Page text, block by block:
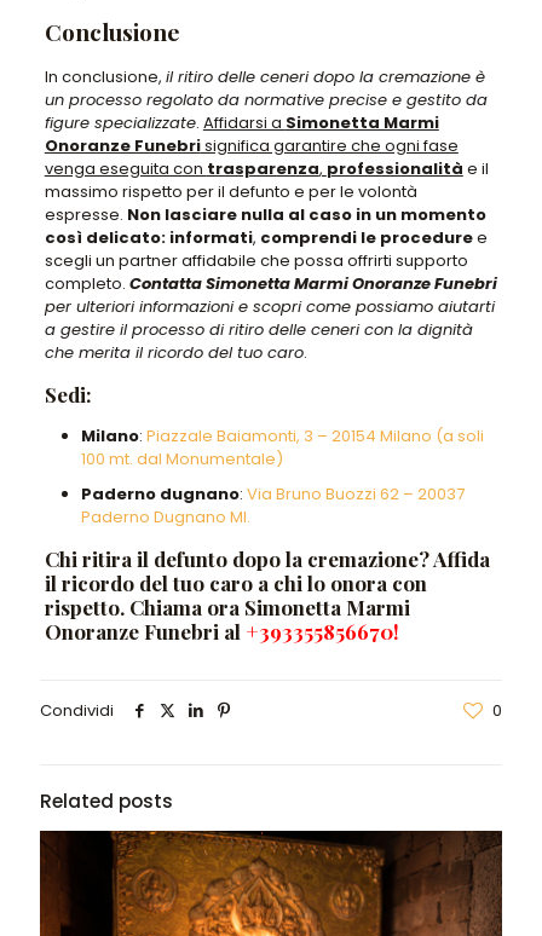
Conclusione
In conclusione, il ritiro delle ceneri dopo la cremazione è
un processo regolato da normative precise e gestito da
figure specializzate. Affidarsi a Simonetta Marmi
Onoranze Funebrisignifica garantire che ogni fase
venga eseguita con trasparenza, professionalità e il
massimo rispetto per il defunto e per le volontà
espresse. Non lasciare nulla al caso in un momento
così delicato: informati, comprendi le proceduree
scegli un partner affidabile che possa offrirti supporto
completo. Contatta Simonetta Marmi Onoranze Funebri
per ulteriori informazioni e scopri come possiamo aiutarti
a gestire il processo di ritiro delle ceneri con la dignità
che merita il ricordo del tuo caro.
Sedi:
Milano: Piazzale Baiamonti, 3 – 20154 Milano (a soli
100 mt. dal Monumentale)
Paderno dugnano: Via Bruno Buozzi 62 – 20037
Paderno Dugnano MI.
Chi ritira il defunto dopo la cremazione? Affida
il ricordo del tuo caro a chi lo onora con
rispetto. Chiama ora Simonetta Marmi
Onoranze Funebri al +393355856670!
Condividi 0
Related posts